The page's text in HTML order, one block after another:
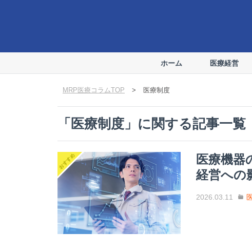
ホーム 医療経営
MRP医療コラムTOP > 医療制度
「 医療制度 」に関する記事一覧
医療機器
経営への
2026.03.11